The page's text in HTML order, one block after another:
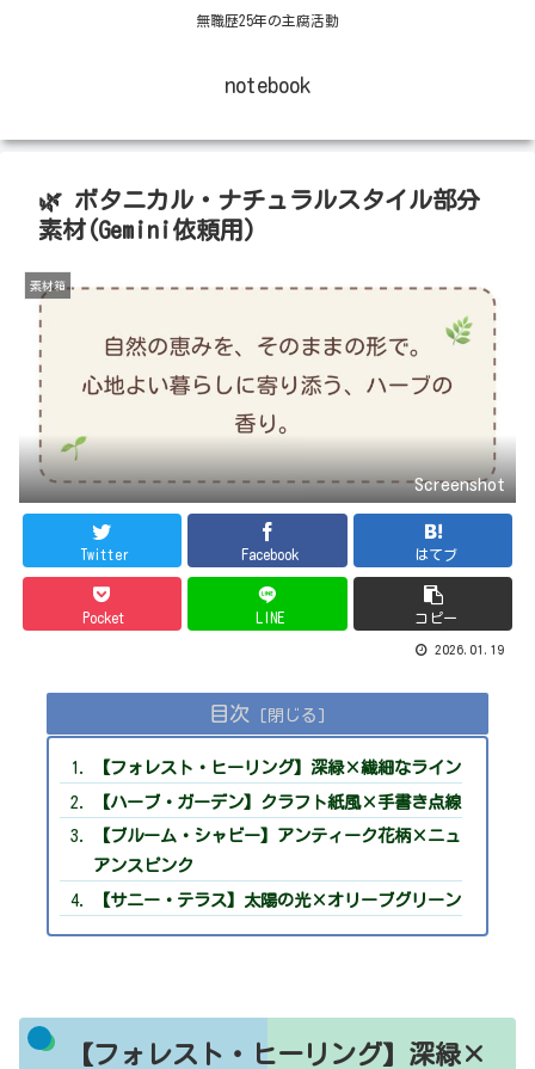
無職歴25年の主腐活動
notebook
🌿 ボタニカル・ナチュラルスタイル部分
素材(Gemini依頼用)
素材箱
Screenshot
Twitter Facebook はてブ
Pocket LINE コピー
2026.01.19
目次
【フォレスト・ヒーリング】深緑×繊細なライン
【ハーブ・ガーデン】クラフト紙風×手書き点線
【ブルーム・シャビー】アンティーク花柄×ニュ
アンスピンク
【サニー・テラス】太陽の光×オリーブグリーン
【フォレスト・ヒーリング】深緑×